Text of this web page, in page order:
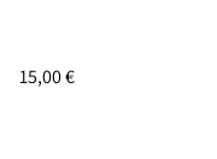
15,00 €